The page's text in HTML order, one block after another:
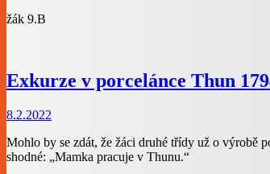
žák 9.B
Exkurze v porcelánce Thun
8.2.2022
Mohlo by se zdát, že žáci druhé třídy už o výrobě
shodné: „Mamka pracuje v Thunu.“